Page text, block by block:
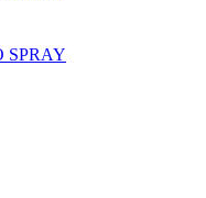
SPRAY